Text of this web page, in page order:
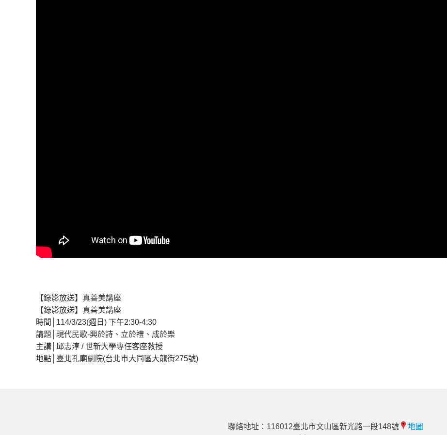
【錄影放送】真善美講座
【錄影放送】真善美講座
時間│114/3/23(週日) 下午2:30-4:30
講題│現代民歌-興於詩、立於禮、成於樂
主講│邱志淳 / 世新大學專任客座教授
地點│臺北孔廟劇院(台北市大同區大龍街275號)
聯絡地址：116012臺北市文山區新光路一段148號
地圖